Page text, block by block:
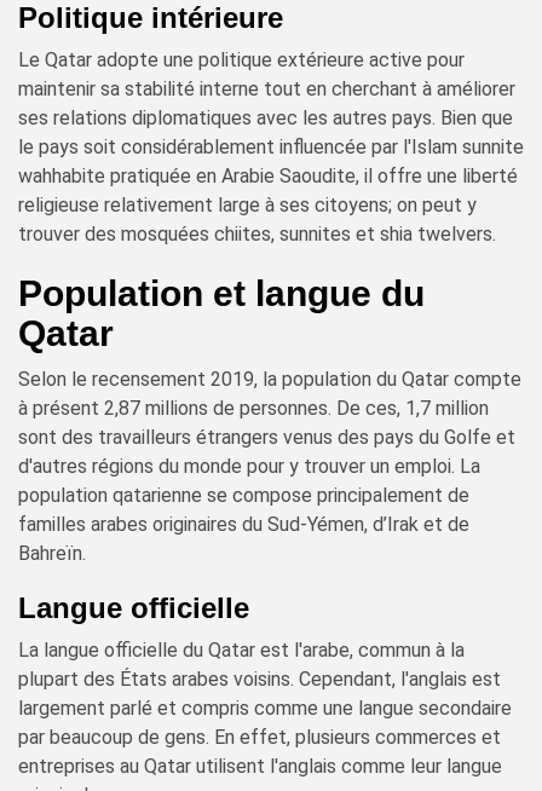
Politique intérieure
Le Qatar adopte une politique extérieure active pour
maintenir sa stabilité interne tout en cherchant à améliorer
ses relations diplomatiques avec les autres pays. Bien que
le pays soit considérablement influencée par l'Islam sunnite
wahhabite pratiquée en Arabie Saoudite, il offre une liberté
religieuse relativement large à ses citoyens; on peut y
trouver des mosquées chiites, sunnites et shia twelvers.
Population et langue du
Qatar
Selon le recensement 2019, la population du Qatar compte
à présent 2,87 millions de personnes. De ces, 1,7 million
sont des travailleurs étrangers venus des pays du Golfe et
d'autres régions du monde pour y trouver un emploi. La
population qatarienne se compose principalement de
familles arabes originaires du Sud-Yémen, d’Irak et de
Bahreïn.
Langue officielle
La langue officielle du Qatar est l'arabe, commun à la
plupart des États arabes voisins. Cependant, l'anglais est
largement parlé et compris comme une langue secondaire
par beaucoup de gens. En effet, plusieurs commerces et
entreprises au Qatar utilisent l'anglais comme leur langue